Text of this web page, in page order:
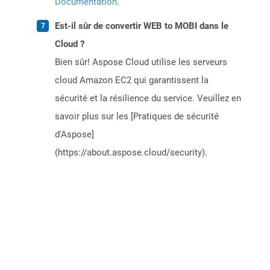
Est-il sûr de convertir WEB to MOBI dans le
Cloud ?
Bien sûr! Aspose Cloud utilise les serveurs
cloud Amazon EC2 qui garantissent la
sécurité et la résilience du service. Veuillez en
savoir plus sur les [Pratiques de sécurité
d'Aspose]
(https://about.aspose.cloud/security).